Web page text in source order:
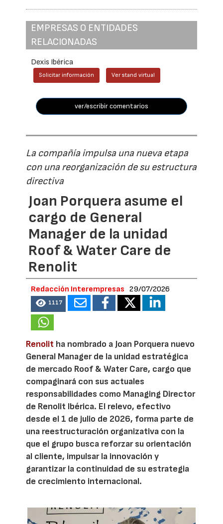
EMPRESAS O ENTIDADES
RELACIONADAS
Dexis Ibérica
Solicitar información Ver stand virtual
ver/escribir comentarios
La compañía impulsa una nueva etapa
con una reorganización de su estructura
directiva
Joan Porquera asume el
cargo de General
Manager de la unidad
Roof & Water Care de
Renolit
Redacción Interempresas 29/07/2026
1117
Renolit ha nombrado a Joan Porquera nuevo
General Manager de la unidad estratégica
de mercado Roof & Water Care, cargo que
compaginará con sus actuales
responsabilidades como Managing Director
de Renolit Ibérica. El relevo, efectivo
desde el 1 de julio de 2026, forma parte de
una reestructuración organizativa con la
que el grupo busca reforzar su orientación
al cliente, impulsar la innovación y
garantizar la continuidad de su estrategia
de crecimiento internacional.